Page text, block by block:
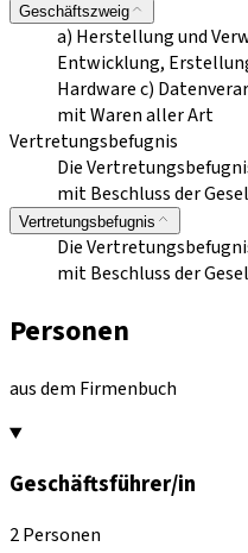
Geschäftszweig
a) Herstellung und
Entwicklung,
Hardware c)
mit Waren aller Art
Vertretungsbefugnis
Die
mit Beschluss der
Vertretungsbefugnis
Die
mit Beschluss der
Personen
aus dem Firmenbuch
Geschäftsführer/in
2 Personen